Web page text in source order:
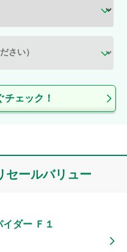
ェック！
セールバリュー
イダー Ｆ１